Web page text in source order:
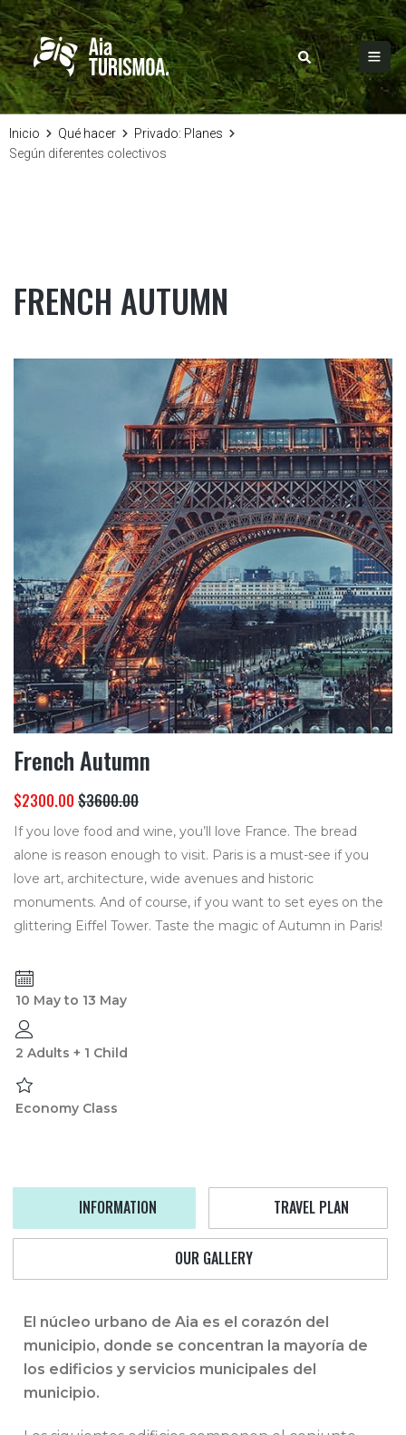
Inicio Qué hacer
Privado: Planes
Según diferentes colectivos
FRENCH AUTUMN
French Autumn
$2300.00 $3600.00
If you love food and wine, you’ll love France. The bread
alone is reason enough to visit. Paris is a must-see if you
love art, architecture, wide avenues and historic
monuments. And of course, if you want to set eyes on the
glittering Eiffel Tower. Taste the magic of Autumn in Paris!
10 May to 13 May
2 Adults + 1 Child
Economy Class
INFORMATION TRAVEL PLAN
OUR GALLERY
El núcleo urbano de Aia es el corazón del
municipio, donde se concentran la mayoría de
los edificios y servicios municipales del
municipio.